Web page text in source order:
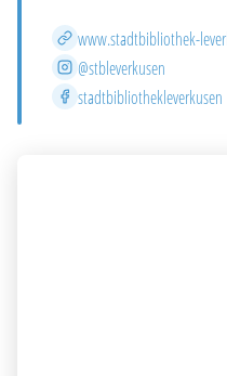
Website
www.stadtbibliothek-
Instagram
@stbleverkusen
Facebook
stadtbibliothekleverkusen